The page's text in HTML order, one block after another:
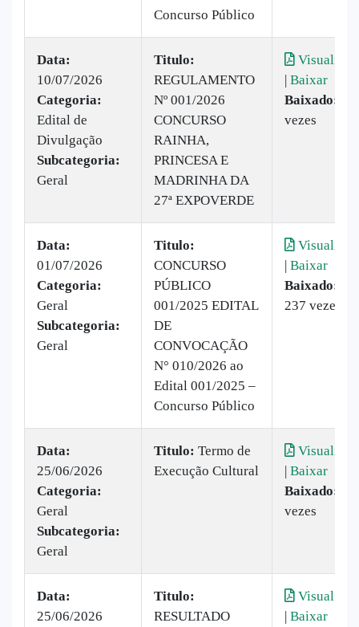
Concurso Público
Data:
10/07/2026
Categoria:
Edital de
Divulgação
Subcategoria:
Geral
Titulo:
REGULAMENTO
Nº 001/2026
CONCURSO
RAINHA,
PRINCESA E
MADRINHA DA
27ª EXPOVERDE
Visualizar
| Baixar
Baixado:
vezes
Data:
01/07/2026
Categoria:
Geral
Subcategoria:
Geral
Titulo:
CONCURSO
PÚBLICO
001/2025 EDITAL
DE
CONVOCAÇÃO
N° 010/2026 ao
Edital 001/2025 –
Concurso Público
Visualizar
| Baixar
Baixado:
237 vezes
Data:
25/06/2026
Categoria:
Geral
Subcategoria:
Geral
Titulo: Termo de
Execução Cultural
Visualizar
| Baixar
Baixado:
vezes
Data:
25/06/2026
Titulo:
RESULTADO
Visualizar
| Baixar